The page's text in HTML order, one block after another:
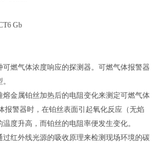
Gb
燃气体浓度响应的探测器。可燃气体报警器
金属铂丝加热后的电阻变化来测定可燃气体
报警器时，在铂丝表面引起氧化反应（无焰
度升高，而铂丝的电阻率便发生变化。
红外线光源的吸收原理来检测现场环境的碳